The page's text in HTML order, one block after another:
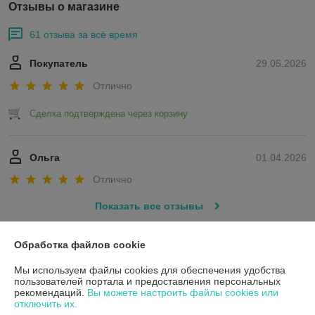
Отзывы о магазине
61 отзыва за всё время
29.05.2026
Покупатель
Отлично
Сделка подтверждена через корзину
01.04.2026
Ольга
Отлично
Показать все отзывы
О нас
Контакты
Обработка файлов cookie
Мы используем файлы cookies для обеспечения удобства
пользователей портала и предоставления персональных
рекомендаций. Вы можете настроить файлы cookies или
отключить их.